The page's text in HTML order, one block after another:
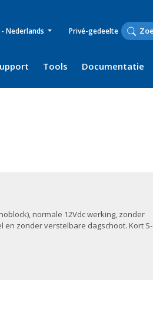
Nederlands Privé-gedeelte
Tools Documentatie
normale 12Vdc werking, zonder
zonder verstelbare dagschoot. Kort S-